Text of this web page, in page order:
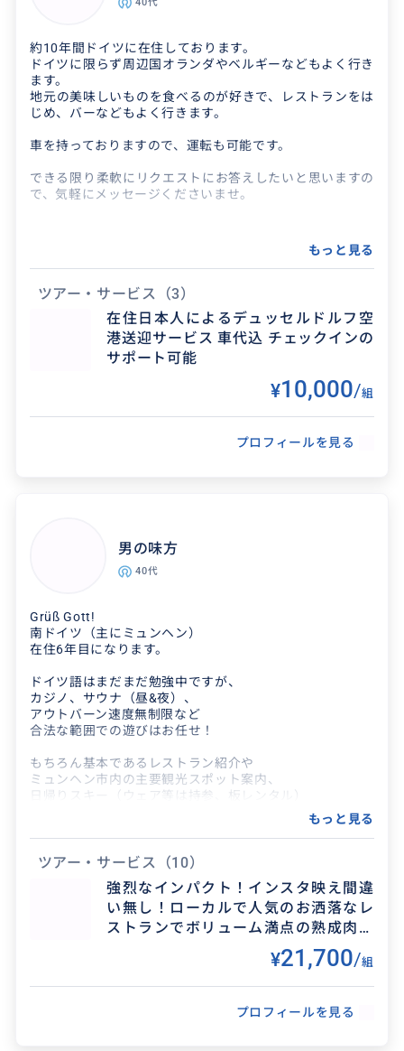
電車，バス，船，電動バイク？様々な体験ができ
ました。夕食のシーフードレストラン最高でし
た。又来る機会が有ったらぜひよろしくお願いい
たします。ありがと...
約10年間ドイツに在住しております。
ドイツに限らず周辺国オランダやベルギーなどもよく行き
ます。
地元の美味しいものを食べるのが好きで、レストランをは
じめ、バーなどもよく行きます。
車を持っておりますので、運転も可能です。
できる限り柔軟にリクエストにお答えしたいと思いますの
で、気軽にメッセージくださいませ。
もっと見る
ツアー・サービス
（3）
在住日本人によるデュッセルドルフ空
港送迎サービス 車代込 チェックインの
サポート可能
¥10,000/組
プロフィールを見る
男の味方
40代
Grüß Gott!
南ドイツ（主にミュンヘン）
在住6年目になります。
ドイツ語はまだまだ勉強中ですが、
カジノ、サウナ（昼&夜）、
アウトバーン速度無制限など
合法な範囲での遊びはお任せ！
もちろん基本であるレストラン紹介や
ミュンヘン市内の主要観光スポット案内、
日帰りスキー（ウェア等は持参、板レンタル）
体験型のツアーであったり、
ドイツ人の日常を経験できる
一歩踏み込んだミュンヘンをご提案。
またミュンヘンへの移住についても
曜日や時間に制限がありますので
早めのお問い合わせをお願いいたします。
もっと見る
ツアー・サービス （10）
強烈なインパクト！インスタ映え間違
い無し！ローカルで人気のお洒落なレ
ストランでボリューム満点の熟成肉ス
テーキを堪能。※2名/組料金
¥21,700/組
プロフィールを見る